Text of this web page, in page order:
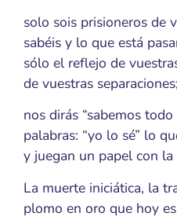
solo sois prisioneros de
sabéis y lo que está
sólo el reflejo de
de vuestras separaciones;
nos dirás “sabemos
palabras: “yo lo sé” lo
y juegan un papel con la
La muerte iniciática, la
plomo en oro que hoy